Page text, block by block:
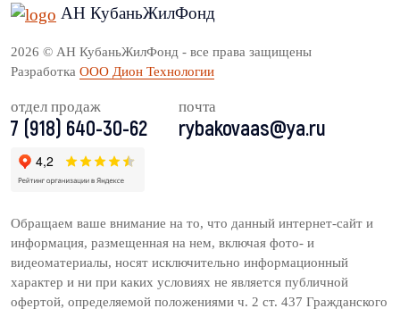
АН КубаньЖилФонд
2026 © АН КубаньЖилФонд - все права защищены
Разработка ООО Дион Технологии
отдел продаж
7 (918) 640-30-62
почта
rybakovaas@ya.ru
Обращаем ваше внимание на то, что данный интернет-сайт и
информация, размещенная на нем, включая фото- и
видеоматериалы, носят исключительно информационный
характер и ни при каких условиях не является публичной
офертой, определяемой положениями ч. 2 ст. 437 Гражданского